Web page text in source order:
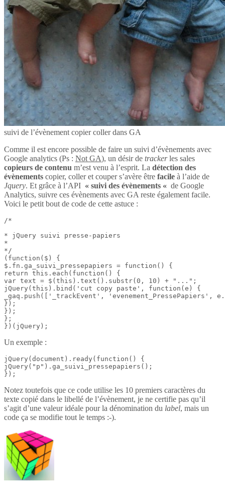
suivi de l’évènement copier coller dans GA
Comme il est encore possible de faire un suivi d’évènements avec
Google analytics (Ps : Not GA), un désir de trackerles sales
copieurs de contenu m’est venu à l’esprit. La détection des
évènements copier, coller et couper s’avère être facile à l’aide de
Jquery. Et grâce à l’API « suivi des évènements « de Google
Analytics, suivre ces évènements avec GA reste également facile.
Voici le petit bout de code de cette astuce :
/*
* jQuery suivi presse-papiers
*
*/
(function($) {
$.fn.ga_suivi_pressepapiers = function() {
return this.each(function() {
var text = $(this).text().substr(0, 10) + "...";
jQuery(this).bind('cut copy paste', function(e) {
_gaq.push(['_trackEvent', 'evenement_PressePapiers',
});
});
};
})(jQuery);
Un exemple :
jQuery(document).ready(function() {
jQuery("p").ga_suivi_pressepapiers();
});
Notez toutefois que ce code utilise les 10 premiers caractères du
texte copié dans le libellé de l’évènement, je ne certifie pas qu’il
s’agit d’une valeur idéale pour la dénomination du label, mais un
code ça se modifie tout le temps :-).